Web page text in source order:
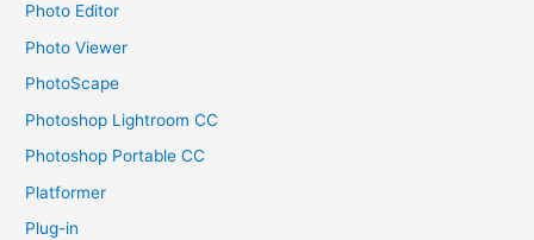
Photo Editor
Photo Viewer
PhotoScape
Photoshop Lightroom CC
Photoshop Portable CC
Platformer
Plug-in